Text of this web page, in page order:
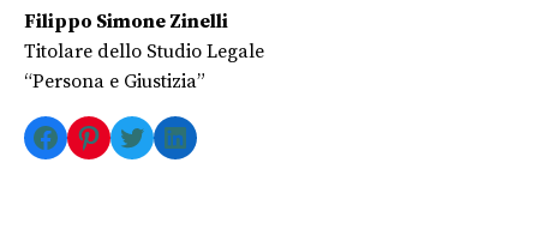
Filippo Simone Zinelli
Titolare dello Studio Legale
“Persona e Giustizia”
Facebook
Pinterest
TwitterLinkedIn